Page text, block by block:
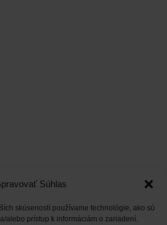
Súhlas
skúseností používame technológie, ako sú
alebo prístup k informáciám o zariadení.